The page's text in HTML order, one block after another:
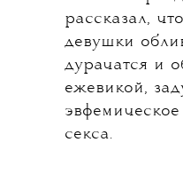
рассказал,
девушки
дурачатся и
ежевикой,
секса.